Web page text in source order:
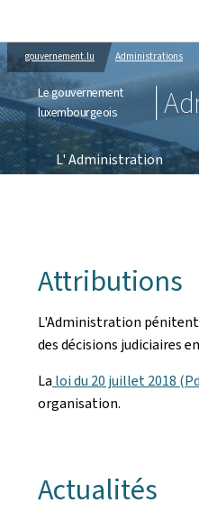
gouvernement.lu Administrations
Le gouvernement
luxembourgeois
L' Administration
Attributions
L'Administration
des décisions judiciaires
La loi du 20 juillet 2018
organisation.
Actualités